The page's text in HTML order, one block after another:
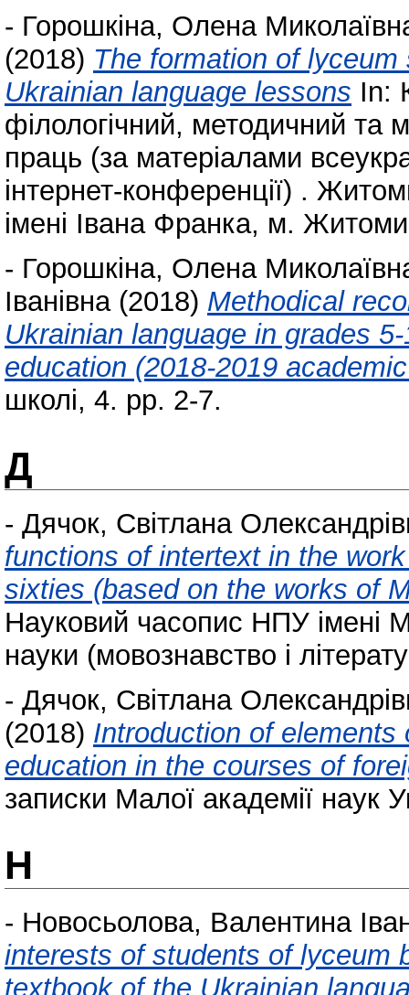
- Горошкіна, Олена
(2018) The formation of
Ukrainian language lessons In:
філологічний, методичний та
праць (за матеріалами
інтернет-конференції) .
імені Івана Франка, м.
- Горошкіна, Олена
Іванівна(2018) Methodical
Ukrainian language in grades
education (2018-2019
школі, 4. pp. 2-7.
Д
- Дячок, Світлана
functions of intertext in the
sixties (based on the works of
Науковий часопис НПУ імені
науки (мовознавство і
- Дячок, Світлана
(2018) Introduction of
education in the courses of
записки Малої академії наук
Н
- Новосьолова, Валентина
interests of students of lyceum
textbook of the Ukrainian